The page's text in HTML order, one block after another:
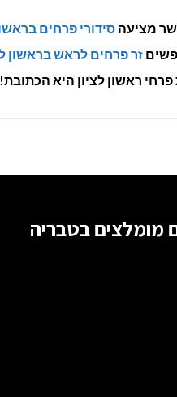
מציעהסידורי פרחים
זר פרחים לראש בראשון
פרחי ראשון לציון היא הכתובת!
מומלצים בטבריה